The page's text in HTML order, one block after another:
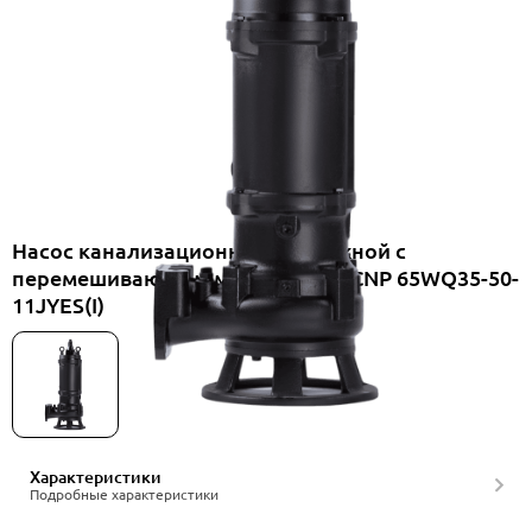
Насос канализационный погружной с
перемешивающим механизмом CNP 65WQ35-50-
11JYES(I)
Характеристики
Подробные характеристики